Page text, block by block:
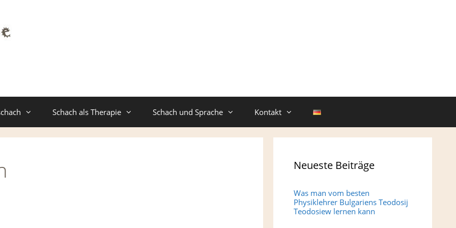
Schach als Therapie Schach und Sprache Kontakt
Neueste Beiträge
Was man vom besten
Physiklehrer Bulgariens Teodosij
Teodosiew lernen kann